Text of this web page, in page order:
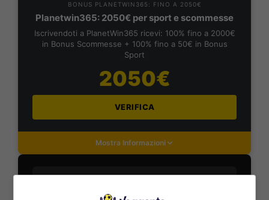
BONUS PLANETWIN365: FINO A 2050€
Planetwin365: 2050€ per sport e scommesse
Iscrivendoti a PlanetWin365 ricevi: 100% fino a 2000€
in Bonus Scommesse + 100% fino a 50€ in Bonus
Sport
2050€
VERIFICA
Mostra Informazioni